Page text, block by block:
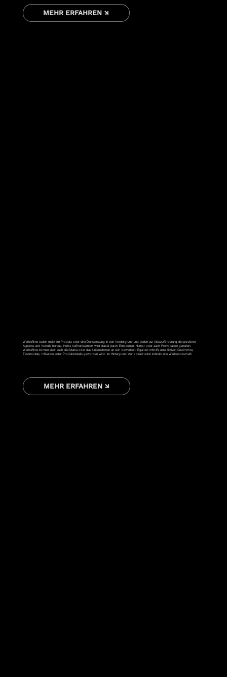
MEHR ERFAHREN ↘
Werbefilme stellen meist ein Produkt oder eine Dienstleistung in den Vordergrund und stellen zur Absatzförderung die positiven
Aspekte und Vorteile heraus. Hohe Aufmerksamkeit wird dabei durch Emotionen, Humor oder auch Provokation generiert.
Werbefilme können aber auch die Marke oder das Unternehmen an sich bewerben. Egal ob mithilfe einer fiktiven Geschichte,
Testimonials, Influencer oder Produktdetails geworben wird: im Hintergrund steht direkt oder indirekt eine Werbebotschaft.
MEHR ERFAHREN ↘